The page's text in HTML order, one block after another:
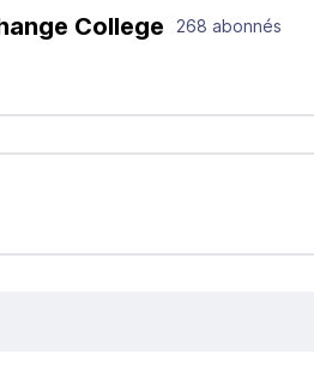
College 268 abonnés